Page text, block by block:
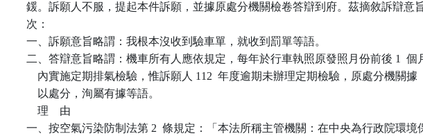
鍰。訴願人不服，提起本件訴願，並據原處分機關檢卷答辯到府。茲摘敘訴辯意
次：
一、訴願意旨略謂：我根本沒收到驗車單，就收到罰單等語。
二、答辯意旨略謂：機車所有人應依規定，每年於行車執照原發照月份前後 1  個
    內實施定期排氣檢驗，惟訴願人 112  年度逾期未辦理定期檢驗，原處分機關據
    以處分，洵屬有據等語。
    理    由
一、按空氣污染防制法第 2  條規定：「本法所稱主管機關：在中央為行政院環境